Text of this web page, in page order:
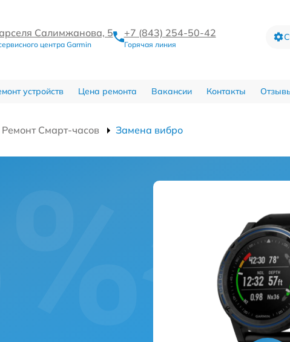
Салимжанова, 5
центра Garmin
+7 (843) 254-50-42
Горячая линия
устройств Цена ремонта Вакансии Контакты
Ремонт Смарт-часов Замена вибро